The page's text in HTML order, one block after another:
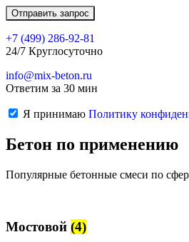
+7 (499) 286-92-81
24/7 Круглосуточно
info@mix-beton.ru
Ответим за 30 мин
Я принимаю Политику
Бетон по применению
Популярные бетонные смеси по
Мостовой (4)